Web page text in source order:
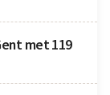
met 119